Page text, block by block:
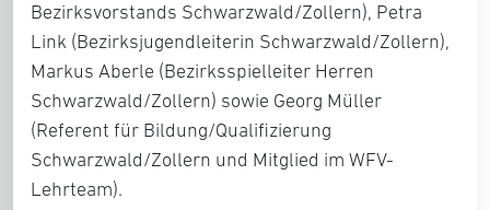
Bezirksvorstands Schwarzwald/Zollern), Petra
Link (Bezirksjugendleiterin Schwarzwald/Zollern),
Markus Aberle (Bezirksspielleiter Herren
Schwarzwald/Zollern) sowie Georg Müller
(Referent für Bildung/Qualifizierung
Schwarzwald/Zollern und Mitglied im WFV-
Lehrteam).